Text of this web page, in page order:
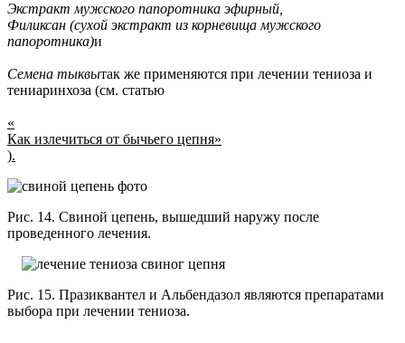
Экстракт мужского папоротника эфирный,
Филиксан (сухой экстракт из корневища мужского
папоротника)и
Семена тыквытак же применяются при лечении тениоза и
тениаринхоза (см. статью
«
Как излечиться от бычьего цепня»
).
Рис. 14. Свиной цепень, вышедший наружу после
проведенного лечения.
Рис. 15. Празиквантел и Альбендазол являются препаратами
выбора при лечении тениоза.